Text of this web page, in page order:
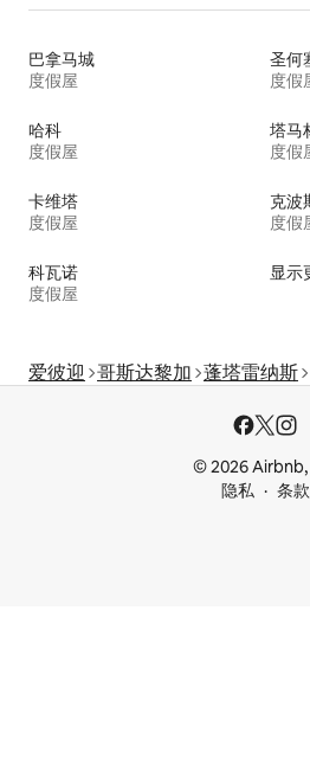
巴拿马城
度假屋
圣何
度假
哈科
度假屋
塔马
度假
卡维塔
度假屋
克波
度假
科瓦诺
度假屋
显示
爱彼迎 哥斯达黎加 蓬塔雷纳斯
© 2026 Airbnb,
隐私
条款